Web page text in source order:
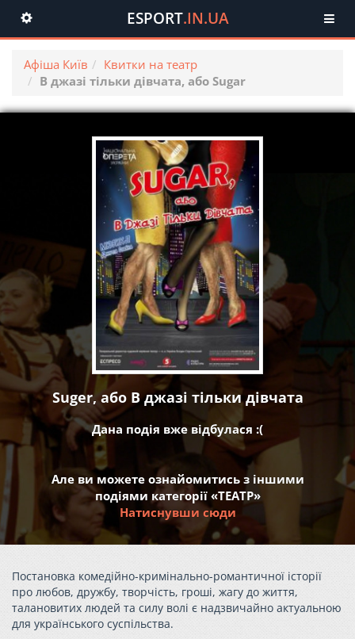
Toggle
navigation
ESPORT.IN.UA
Афіша Київ
Квитки на театр
В джазі тільки дівчата, або Sugar
Suger, або В джазі тільки дівчата
Дана подія вже відбулася :(
Але ви можете ознайомитись з іншими
подіями категорії «ТЕАТР»
Натиснувши сюди
Постановка комедійно-кримінально-романтичної історії
про любов, дружбу, творчість, гроші, жагу до життя,
талановитих людей та силу волі є надзвичайно актуальною
для українського суспільства.